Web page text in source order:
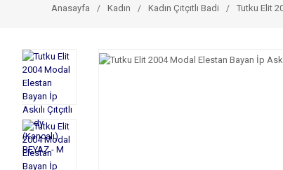
Anasayfa Kadın Kadın Çıtçıtlı Badi Tutku Elit